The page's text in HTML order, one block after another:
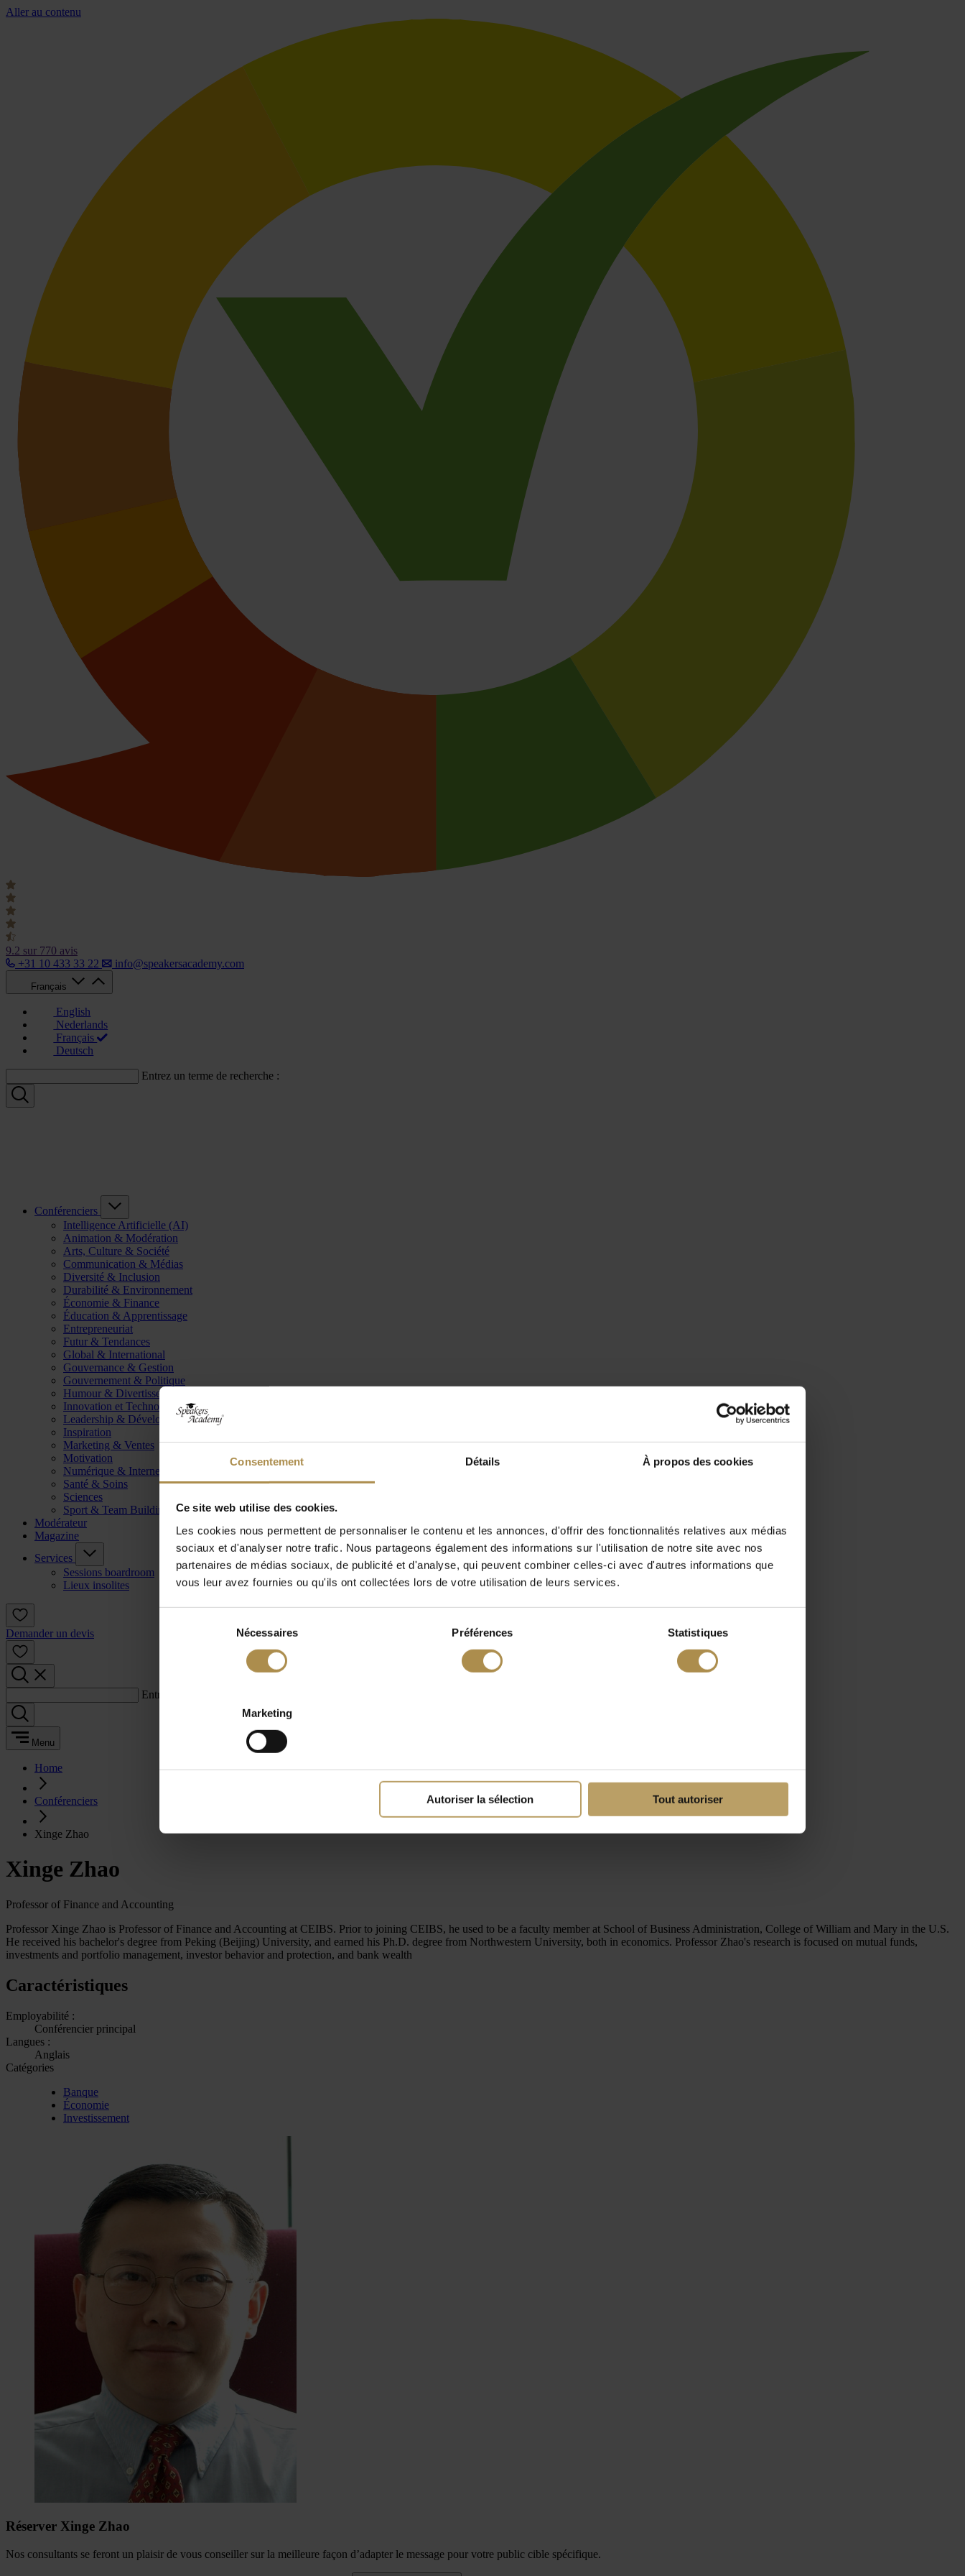
Consentement Détails À propos des cookies
Ce site web utilise des cookies.
Les cookies nous permettent de personnaliser le contenu et les annonces, d'offrir des fonctionnalités relatives aux médias
sociaux et d'analyser notre trafic. Nous partageons également des informations sur l'utilisation de notre site avec nos
partenaires de médias sociaux, de publicité et d'analyse, qui peuvent combiner celles-ci avec d'autres informations que
vous leur avez fournies ou qu'ils ont collectées lors de votre utilisation de leurs services.
Nécessaires Préférences Statistiques
Marketing
Autoriser la sélection Tout autoriser
Aller au contenu
9.2 sur 770 avis
+31 10 433 33 22
info@speakersacademy.com
Français
English
Nederlands
Français
Deutsch
Entrez un terme de recherche :
Conférenciers
Intelligence Artificielle (AI)
Animation & Modération
Arts, Culture & Société
Communication & Médias
Diversité & Inclusion
Durabilité & Environnement
Économie & Finance
Éducation & Apprentissage
Entrepreneuriat
Futur & Tendances
Global & International
Gouvernance & Gestion
Gouvernement & Politique
Humour & Divertissement
Innovation et Technologie
Leadership & Développement
Inspiration
Marketing & Ventes
Motivation
Numérique & Internet
Santé & Soins
Sciences
Sport & Team Building
Modérateur
Magazine
Services
Sessions boardroom
Lieux insolites
Demander un devis
Entrez un terme de recherche :
Menu
Home
Conférenciers
Xinge Zhao
Xinge Zhao
Professor of Finance and Accounting
Professor Xinge Zhao is Professor of Finance and Accounting at CEIBS. Prior to joining CEIBS, he used to be a faculty member at School of Business Administration, College of William and Mary in the U.S.
He received his bachelor's degree from Peking (Beijing) University, and earned his Ph.D. degree from Northwestern University, both in economics. Professor Zhao's research is focused on mutual funds,
investments and portfolio management, investor behavior and protection, and bank wealth
Caractéristiques
Employabilité :
Conférencier principal
Langues :
Anglais
Catégories
Banque
Économie
Investissement
Réserver Xinge Zhao
Nos consultants se feront un plaisir de vous conseiller sur la meilleure façon d’adapter le message pour votre public cible spécifique.